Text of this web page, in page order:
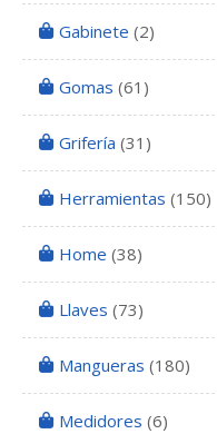
Gabinete (2)
Gomas (61)
Grifería (31)
Herramientas (150)
Home (38)
Llaves (73)
Mangueras (180)
Medidores (6)